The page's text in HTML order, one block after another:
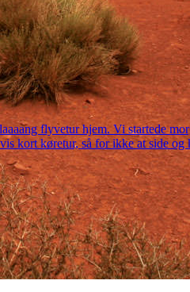
flyvetur hjem. Vi startede
kort køretur, så for ikke at side